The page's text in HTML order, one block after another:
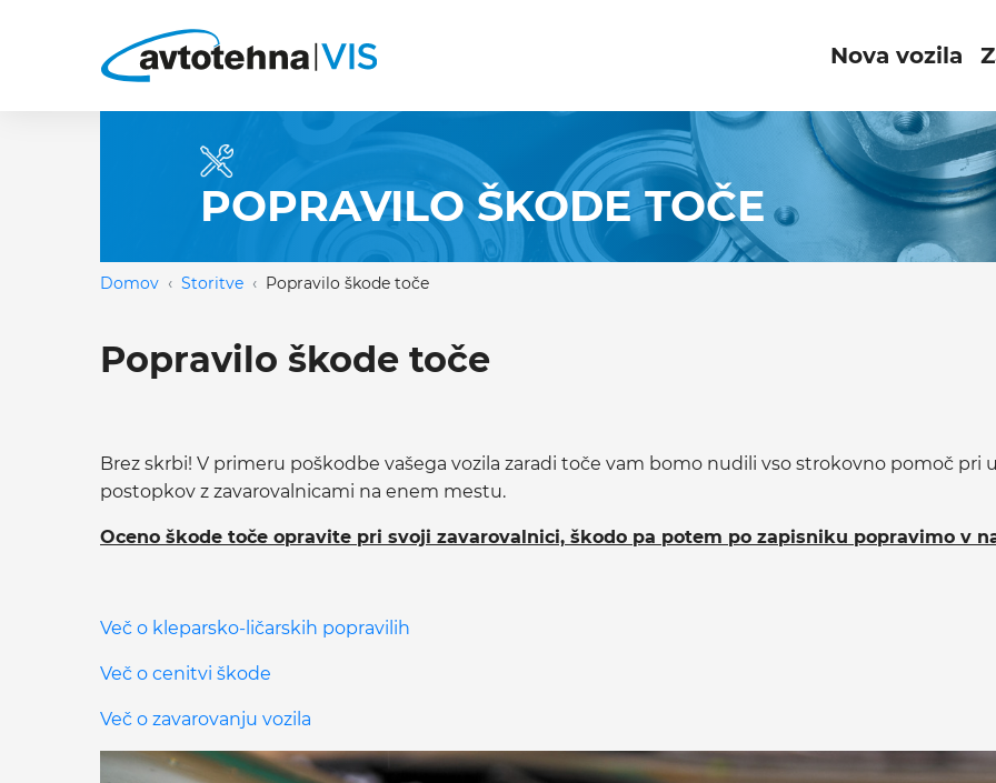
Nova vozila
POPRAVILO ŠKODE TOČE
Domov Storitve Popravilo škode toče
Popravilo škode toče
Brez skrbi! V primeru poškodbe vašega vozila zaradi toče vam bomo nudili vso strokovno pomoč
postopkov z zavarovalnicami na enem mestu.
Oceno škode toče opravite pri svoji zavarovalnici, škodo pa potem po zapisniku popravimo v
Več o kleparsko-ličarskih popravilih
Več o cenitvi škode
Več o zavarovanju vozila